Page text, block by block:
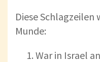
Diese
Munde:
War in Israel